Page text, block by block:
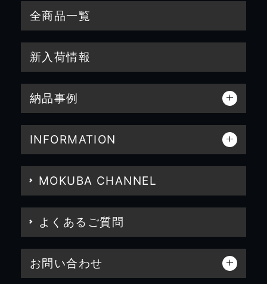
全商品一覧
新入荷情報
納品事例
INFORMATION
MOKUBA CHANNEL
よくあるご質問
お問い合わせ